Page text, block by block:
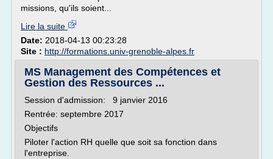
missions, qu'ils soient...
Lire la suite
Date: 2018-04-13 00:23:28
Site : http://formations.univ-grenoble-alpes.fr
MS Management des Compétences et
Gestion des Ressources ...
Session d'admission: 9 janvier 2016
Rentrée: septembre 2017
Objectifs
Piloter l'action RH quelle que soit sa fonction dans
l'entreprise.